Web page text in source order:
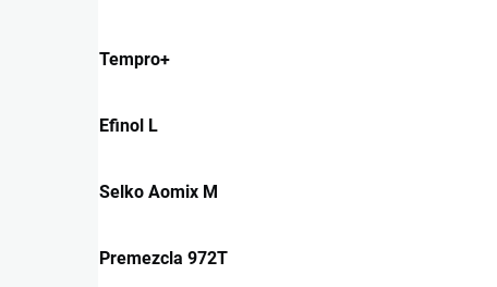
Tempro+
Efinol L
Selko Aomix M
Premezcla 972T